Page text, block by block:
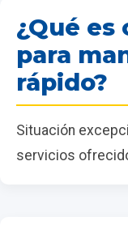
¿Qué
para
rápido?
Situación
servicios